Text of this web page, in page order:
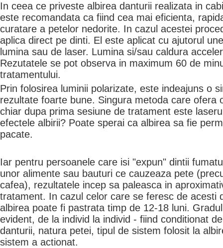
In ceea ce priveste albirea danturii realizata in
este recomandata ca fiind cea mai eficienta,
curatare a petelor nedorite. In cazul acestei
aplica direct pe dinti. El este aplicat cu ajutorul
lumina sau de laser. Lumina si/sau caldura
Rezutatele se pot observa in maximum 60 de
tratamentului.
Prin folosirea luminii polarizate, este indeajuns o
rezultate foarte bune. Singura metoda care ofera
chiar dupa prima sesiune de tratament este
efectele albirii? Poate sperai ca albirea sa fie
pacate.
Iar pentru persoanele care isi "expun" dintii
unor alimente sau bauturi ce cauzeaza pete
cafea), rezultatele incep sa paleasca in
tratament. In cazul celor care se feresc de acesti
albirea poate fi pastrata timp de 12-18 luni.
evident, de la individ la individ - fiind conditionat
danturii, natura petei, tipul de sistem folosit la
sistem a actionat.